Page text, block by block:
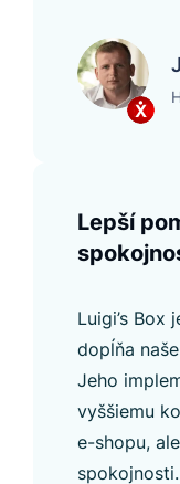
Lepší
Luigi’s Box
dopĺňa
Jeho
vyššiemu
e-shopu,
spokojnosti.